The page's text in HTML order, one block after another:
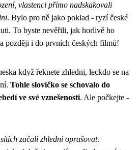
vlastenci přímo nadskakovali
. Bylo pro ně jako poklad - ryzí české
To byste nevěřili, jak horlivě ho
později i do prvních českých filmů!
když řeknete zhledni, leckdo se na
Tohle slovíčko se schovalo do
ve své vznešenosti. Ale počkejte -
začali zhledni oprašovat.